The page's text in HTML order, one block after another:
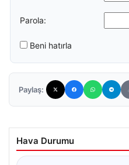
Parola:
Beni hatırla
Paylaş:
Hava Durumu